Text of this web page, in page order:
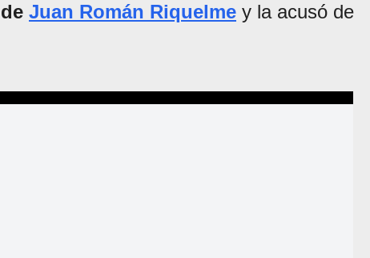
Juan Román Riquelme y la acusó de